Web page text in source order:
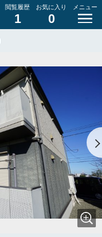
閲覧履歴
1
お気に入り
0
メニュー